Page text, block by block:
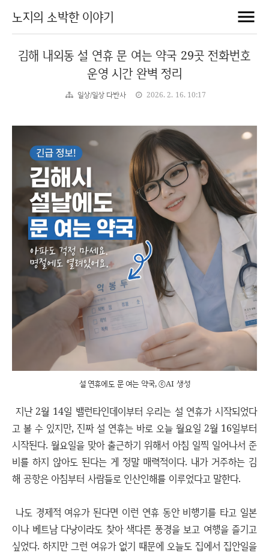
노지의 소박한 이야기
김해 내외동 설 연휴 문 여는 약국 29곳 전화번호
운영 시간 완벽 정리
일상/일상 다반사 2026. 2. 16. 10:17
설 연휴에도 문 여는 약국, ⓒAI 생성
지난 2월 14일 밸런타인데이부터 우리는 설 연휴가 시작되었다
고 볼 수 있지만, 진짜 설 연휴는 바로 오늘 월요일 2월 16일부터
시작된다. 월요일을 맞아 출근하기 위해서 아침 일찍 일어나서 준
비를 하지 않아도 된다는 게 정말 매력적이다. 내가 거주하는 김
해 공항은 아침부터 사람들로 인산인해를 이루었다고 말한다.
나도 경제적 여유가 된다면 이런 연휴 동안 비행기를 타고 일본
이나 베트남 다낭이라도 찾아 색다른 풍경을 보고 여행을 즐기고
싶었다. 하지만 그런 여유가 없기 때문에 오늘도 집에서 집안일을